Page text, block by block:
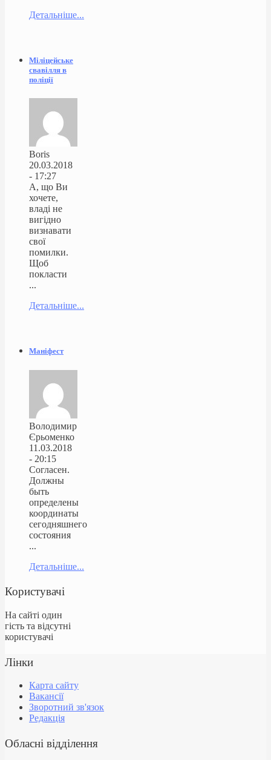
Детальніше...
Міліцейське
свавілля в
поліції
Boris
20.03.2018
- 17:27
А, що Ви
хочете,
владі не
вигідно
визнавати
свої
помилки.
Щоб
покласти
...
Детальніше...
Маніфест
Володимир
Єрьоменко
11.03.2018
- 20:15
Согласен.
Должны
быть
определены
координаты
сегодняшнего
состояния
...
Детальніше...
Користувачі
На сайті один
гість та відсутні
користувачі
Лінки
Карта сайту
Вакансії
Зворотний зв'язок
Редакція
Обласні відділення